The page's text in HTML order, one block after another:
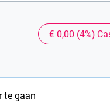
€ 0,00 (4%)
te gaan